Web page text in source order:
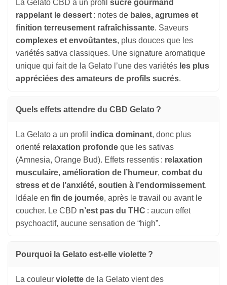
La Gelato CBD a un profil sucré gourmand
rappelant le dessert : notes de baies, agrumes et
finition terreusement rafraîchissante. Saveurs
complexes et envoûtantes, plus douces que les
variétés sativa classiques. Une signature aromatique
unique qui fait de la Gelato l’une des variétés les plus
appréciées des amateurs de profils sucrés.
Quels effets attendre du CBD Gelato ?
La Gelato a un profil indica dominant, donc plus
orienté relaxation profonde que les sativas
(Amnesia, Orange Bud). Effets ressentis : relaxation
musculaire, amélioration de l’humeur, combat du
stress et de l’anxiété, soutien à l’endormissement.
Idéale en fin de journée, après le travail ou avant le
coucher. Le CBD n’est pas du THC : aucun effet
psychoactif, aucune sensation de “high”.
Pourquoi la Gelato est-elle violette ?
La couleur violette de la Gelato vient des